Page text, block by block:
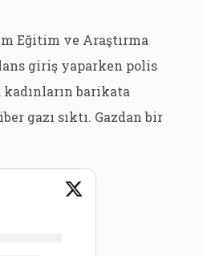
Eğitim ve Araştırma
giriş yaparken polis
kadınların barikata
gazı sıktı. Gazdan bir